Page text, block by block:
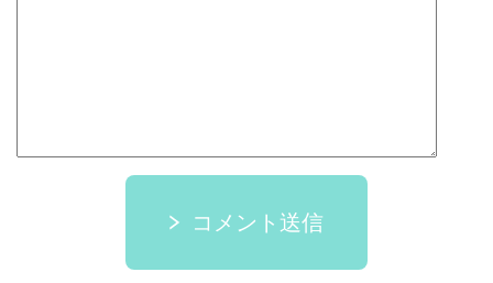
コメント送信